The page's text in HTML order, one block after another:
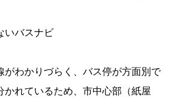
いバスナビ
がわかりづらく、バス停が方面別で
かれているため、市中心部（紙屋